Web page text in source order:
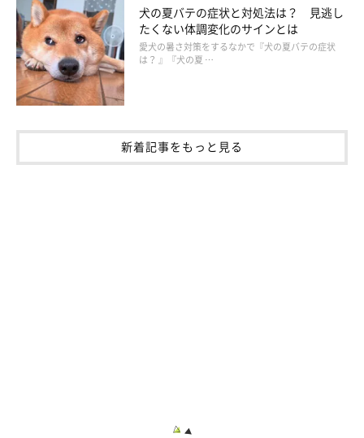
・子犬がドッグフードを食べない理由
個体差はありますが、子犬は生後4～5カ月頃が食欲のピークとい
われていて、この時期を過ぎると体の成長がある程度落ち着くた
なり新しいドッグフードにするのではなく、徐々に新しいフード
犬の夏バテの症状と対処法は？ 見逃し
たくない体調変化のサインとは
愛犬の暑さ対策をするなかで『犬の夏バテの症状
は？ 』『犬の夏 …
新着記事をもっと見る